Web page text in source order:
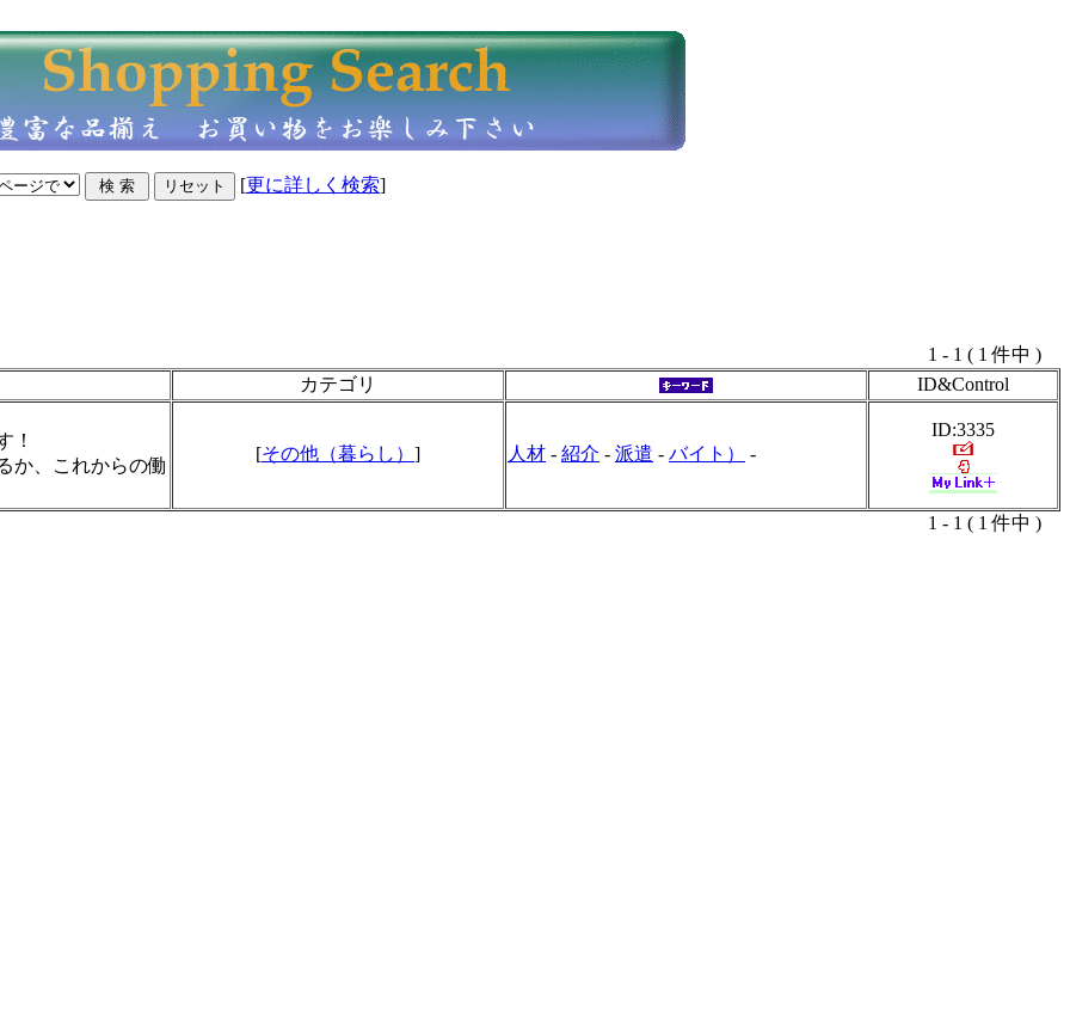
[更に詳しく検索]
1 - 1 ( 1 件中 )
カテゴリ
ID&Control
！
か、これからの働
[その他（暮らし） ] 人材 - 紹介 - 派遣 - バイト） -
ID:3335
1 - 1 ( 1 件中 )